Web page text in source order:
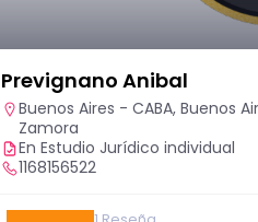
Prevignano Anibal
Buenos Aires - CABA, Buenos
Zamora
En Estudio Jurídico individual
1168156522